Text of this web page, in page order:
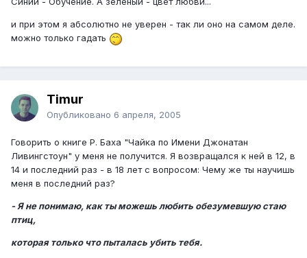
и при этом я абсолютно не уверен - так ли оно на самом деле.
можно только гадать
Timur
Опубликовано 6 апреля, 2005
Говорить о книге Р. Баха "Чайка по Имени Джонатан
Ливингстоун" у меня не получится. Я возвращался к ней в 12, в
14 и последний раз - в 18 лет с вопросом: Чему же ты научишь
меня в последний раз?
- Я не понимаю, как ты можешь любить обезумевшую стаю
птиц,
которая только что пыталась убить тебя.